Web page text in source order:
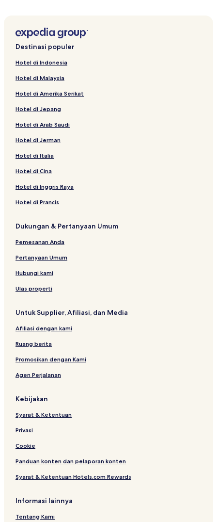
Destinasi populer
Hotel di Indonesia
Hotel di Malaysia
Hotel di Amerika Serikat
Hotel di Jepang
Hotel di Arab Saudi
Hotel di Jerman
Hotel di Italia
Hotel di Cina
Hotel di Inggris Raya
Hotel di Prancis
Dukungan & Pertanyaan Umum
Pemesanan Anda
Pertanyaan Umum
Hubungi kami
Ulas properti
Untuk Supplier, Afiliasi, dan Media
Afiliasi dengan kami
Ruang berita
Promosikan dengan Kami
Agen Perjalanan
Kebijakan
Syarat & Ketentuan
Privasi
Cookie
Panduan konten dan pelaporan konten
Syarat & Ketentuan Hotels.com Rewards
Informasi lainnya
Tentang Kami